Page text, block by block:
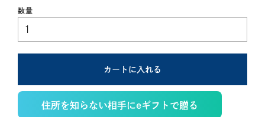
カートに入れる
住所を知らない相手にeギフトで贈る